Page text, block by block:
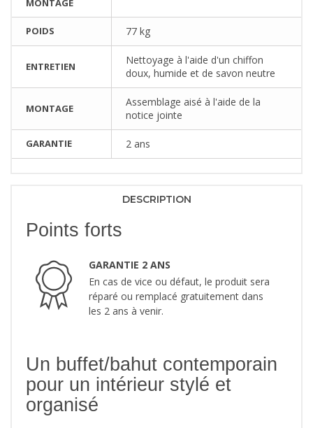
POIDS 77 kg
ENTRETIEN
Nettoyage à l'aide d'un chiffon
doux, humide et de savon neutre
MONTAGE
Assemblage aisé à l'aide de la
notice jointe
GARANTIE 2 ans
DESCRIPTION
Points forts
GARANTIE 2 ANS
En cas de vice ou défaut, le produit sera
réparé ou remplacé gratuitement dans
les 2 ans à venir.
Un buffet/bahut contemporain
pour un intérieur stylé et
organisé